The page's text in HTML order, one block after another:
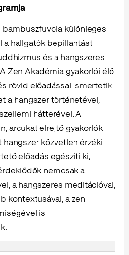
bambuszfuvola különleges
a hallgatók bepillantást
és a hangszeres
Zen Akadémia gyakorlói élő
rövid előadással ismertetik
a hangszer történetével,
hátterével. A
arcukat elrejtő gyakorlók
közvetlen érzéki
előadás egészíti ki,
nemcsak a
a hangszeres meditációval,
kontextusával, a zen
is